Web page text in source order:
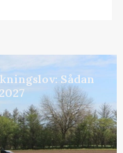
Sådan